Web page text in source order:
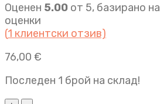
Оценен 5.00 от 5, базирано на
оценки
(1 клиентски отзив)
76,00 €
Последен 1 брой на склад!